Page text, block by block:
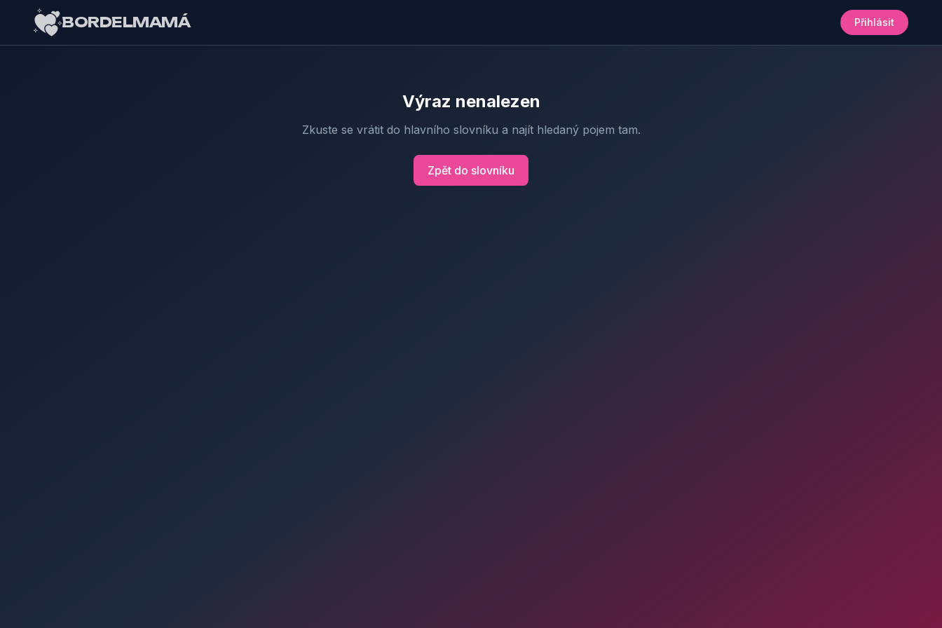
BORDELMAMÁ Přihlásit
Výraz nenalezen
Zkuste se vrátit do hlavního slovníku a najít hledaný pojem tam.
Zpět do slovníku